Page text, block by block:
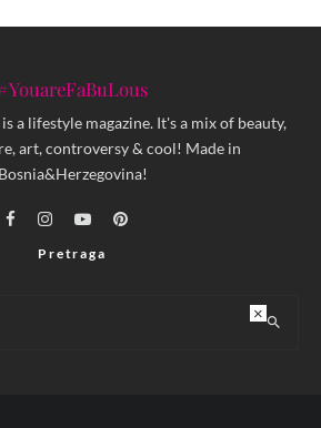
a lifestyle magazine. It's a mix of beauty,
art, controversy & cool! Made in
Bosnia&Herzegovina!
Pretraga
×